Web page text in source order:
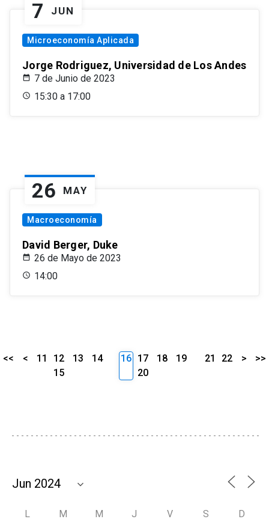
7 JUN
Microeconomía Aplicada
Jorge Rodriguez, Universidad de Los Andes
7 de Junio de 2023
15:30 a 17:00
26 MAY
Macroeconomía
David Berger, Duke
26 de Mayo de 2023
14:00
<< < 11 12 13
14
15
16 17 18
19
20
21 22 > >>
L M M J V S D